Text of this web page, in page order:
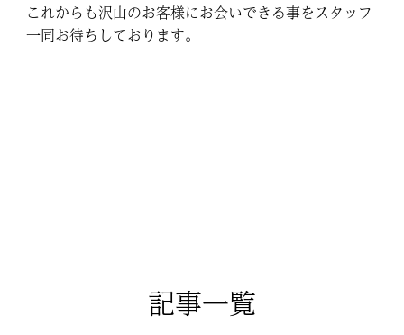
これからも沢山のお客様にお会いできる事をスタッフ
一同お待ちしております。
記事一覧